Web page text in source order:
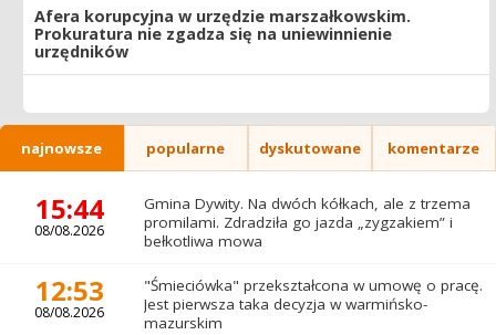
Afera korupcyjna w urzędzie marszałkowskim.
Prokuratura nie zgadza się na uniewinnienie
urzędników
najnowsze popularne dyskutowane komentarze
15:44
08/08.2026
Gmina Dywity. Na dwóch kółkach, ale z trzema
promilami. Zdradziła go jazda „zygzakiem” i
bełkotliwa mowa
12:53
08/08.2026
"Śmieciówka" przekształcona w umowę o pracę.
Jest pierwsza taka decyzja w warmińsko-
mazurskim